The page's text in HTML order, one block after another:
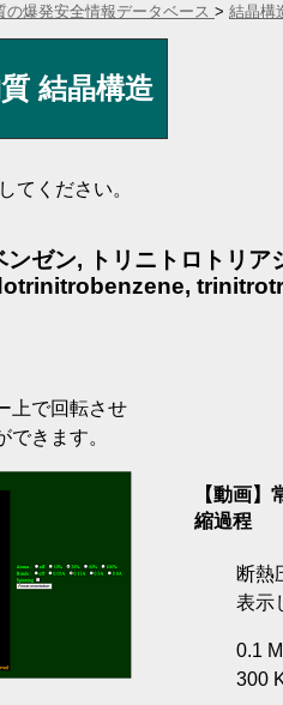
の爆発安全情報データベース > 結晶構
結晶構造
てください。
ンゼン, トリニトロトリ
上で回転させ
できます。
【動画
縮過程
断熱
表示
0.1
300